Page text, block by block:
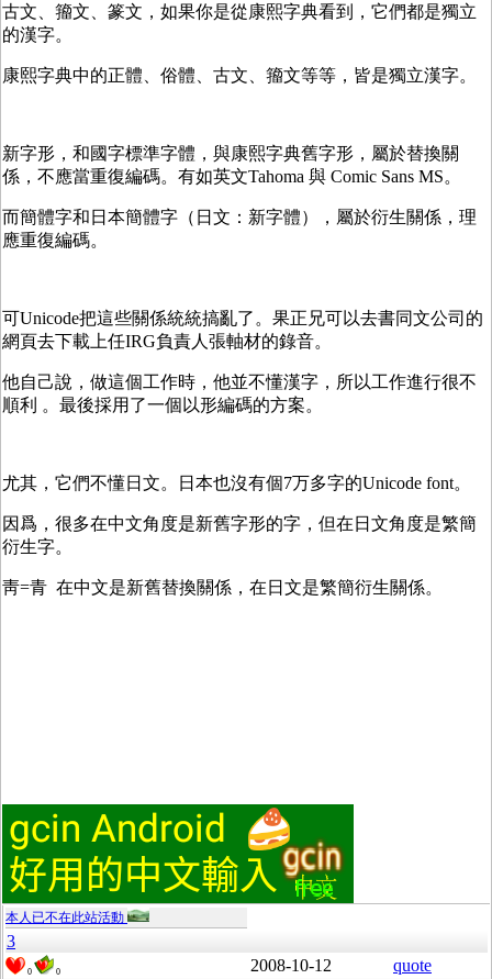
古文、籀文、篆文，如果你是從康熙字典看到，它們都是獨立
的漢字。
康熙字典中的正體、俗體、古文、籀文等等，皆是獨立漢字。
新字形，和國字標準字體，與康熙字典舊字形，屬於替換關
係，不應當重復編碼。有如英文Tahoma 與 Comic Sans MS。
而簡體字和日本簡體字（日文：新字體），屬於衍生關係，理
應重復編碼。
可Unicode把這些關係統統搞亂了。果正兄可以去書同文公司的
網頁去下載上任IRG負責人張軸材的錄音。
他自己說，做這個工作時，他並不懂漢字，所以工作進行很不
順利 。最後採用了一個以形編碼的方案。
尤其，它們不懂日文。日本也沒有個7万多字的Unicode font。
因爲，很多在中文角度是新舊字形的字，但在日文角度是繁簡
衍生字。
靑=青 在中文是新舊替換關係，在日文是繁簡衍生關係。
本人已不在此站活動
3
0 0 2008-10-12 quote